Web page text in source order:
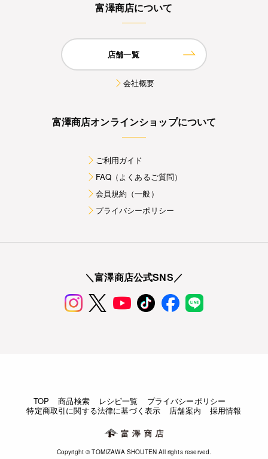
富澤商店について
店舗一覧
会社概要
富澤商店オンラインショップについて
ご利用ガイド
FAQ（よくあるご質問）
会員規約（一般）
プライバシーポリシー
＼富澤商店公式SNS／
TOP 商品検索 レシピ一覧
プライバシーポリシー
特定商取引に関する法律に基づく表示
店舗案内 採用情報
Copyright © TOMIZAWA SHOUTEN All rights reserved.